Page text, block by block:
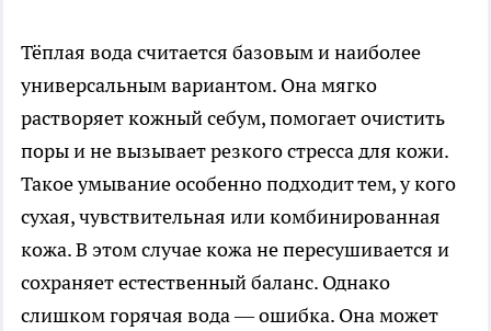
Тёплая вода считается базовым и наиболее
универсальным вариантом. Она мягко
растворяет кожный себум, помогает очистить
поры и не вызывает резкого стресса для кожи.
Такое умывание особенно подходит тем, у кого
сухая, чувствительная или комбинированная
кожа. В этом случае кожа не пересушивается и
сохраняет естественный баланс. Однако
слишком горячая вода — ошибка. Она может